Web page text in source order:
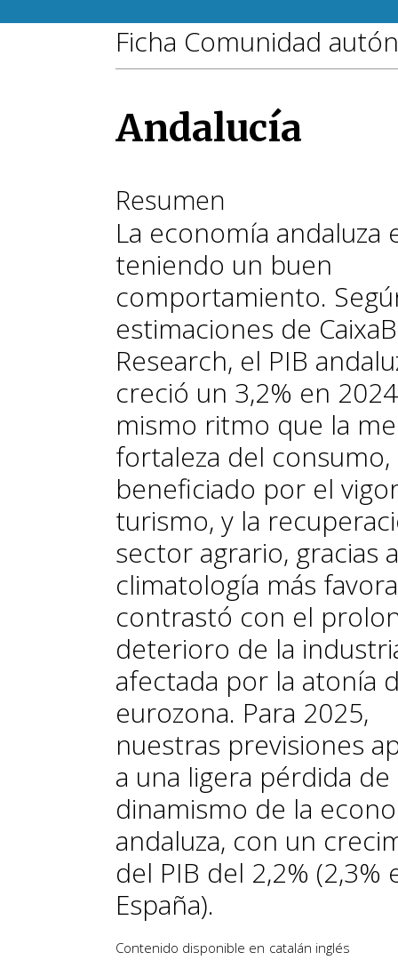
Ficha Comunidad
Andalucía
Resumen
La economía andaluza
teniendo un buen
comportamiento.
estimaciones de
Research, el PIB
creció un 3,2% en
mismo ritmo que la
fortaleza del consumo,
beneficiado por el
turismo, y la
sector agrario, gracias
climatología más
contrastó con el
deterioro de la
afectada por la atonía
eurozona. Para 2025,
nuestras previsiones
a una ligera pérdida de
dinamismo de la
andaluza, con un
del PIB del 2,2% (2,3%
España).
Contenido disponible en catalán inglés